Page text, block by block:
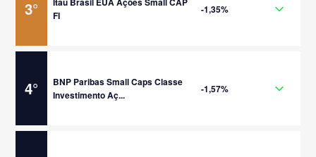
3°
FI
-1,35%
4°
BNP Paribas Small Caps Classe
Investimento Aç...
-1,57%